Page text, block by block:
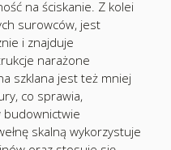
na ściskanie. Z kolei
surowców, jest
i znajduje
narażone
szklana jest też mniej
co sprawia,
budownictwie
skalną wykorzystuje